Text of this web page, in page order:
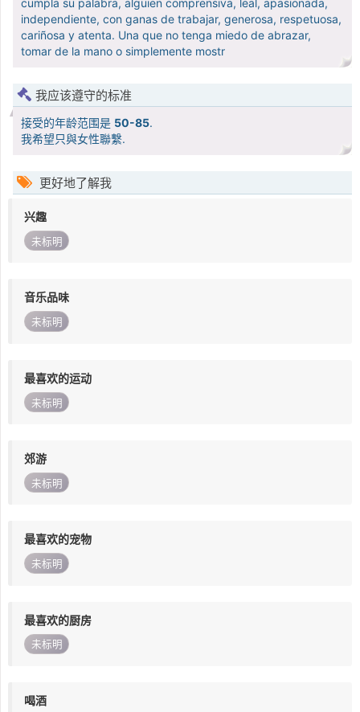
cumpla su palabra, alguien comprensiva, leal, apasionada,
independiente, con ganas de trabajar, generosa, respetuosa,
cariñosa y atenta. Una que no tenga miedo de abrazar,
tomar de la mano o simplemente mostr
我应该遵守的标准
接受的年龄范围是 50-85.
我希望只與女性聯繫.
更好地了解我
兴趣
未标明
音乐品味
未标明
最喜欢的运动
未标明
郊游
未标明
最喜欢的宠物
未标明
最喜欢的厨房
未标明
喝酒